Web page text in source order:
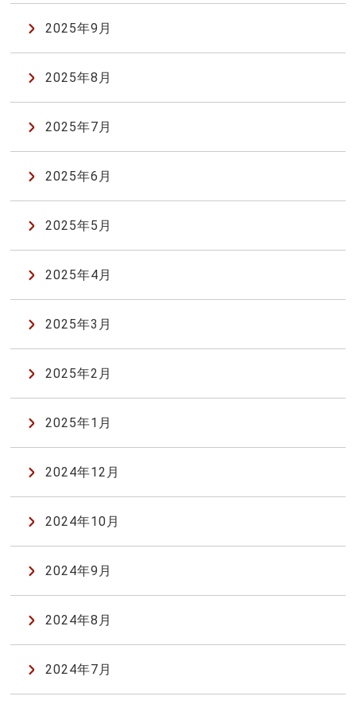
2025年9月
2025年8月
2025年7月
2025年6月
2025年5月
2025年4月
2025年3月
2025年2月
2025年1月
2024年12月
2024年10月
2024年9月
2024年8月
2024年7月